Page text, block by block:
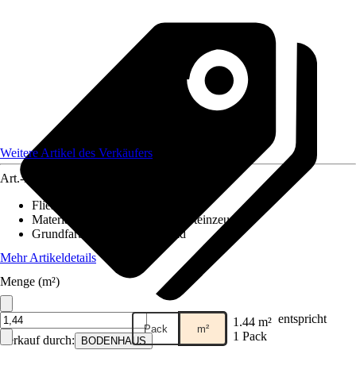
Verkauf durch: BODENHAUS
Weitere Artikel des Verkäufers
Art.-Nr.
Fliesenoberfläche
Material
Feinsteinzeug, Stein, Steinzeug
Grundfarbe
Grau, Weiß, Gold
Mehr Artikeldetails
Menge (m²)
Pack m² 1.44 m² entspricht
1 Pack